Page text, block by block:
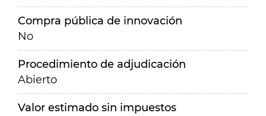
Compra pública de innovación
No
Procedimiento de adjudicación
Abierto
Valor estimado sin impuestos